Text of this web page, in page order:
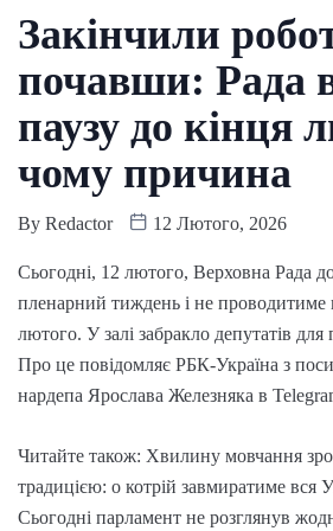
Закінчили
почавши: Рада
паузу до кінця
чому причина
By Redactor 12 Лютого, 2026
Сьогодні, 12 лютого, Верховна Рада
пленарний тиждень і не проводитиме
лютого. У залі забракло депутатів
Про це повідомляє РБК-Україна з
нардепа Ярослава Железняка в
Читайте також: Хвилину мовчання
традицією: о котрій завмиратиме вся
Сьогодні парламент не розглянув